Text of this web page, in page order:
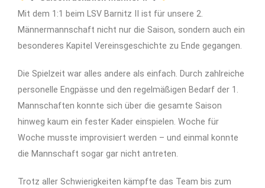
Mit dem 1:1 beim LSV Barnitz II ist für unsere 2.
Männermannschaft nicht nur die Saison, sondern auch ein
besonderes Kapitel Vereinsgeschichte zu Ende gegangen.
Die Spielzeit war alles andere als einfach. Durch zahlreiche
personelle Engpässe und den regelmäßigen Bedarf der 1.
Mannschaften konnte sich über die gesamte Saison
hinweg kaum ein fester Kader einspielen. Woche für
Woche musste improvisiert werden – und einmal konnte
die Mannschaft sogar gar nicht antreten.
Trotz aller Schwierigkeiten kämpfte das Team bis zum